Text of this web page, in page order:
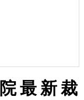
最新裁